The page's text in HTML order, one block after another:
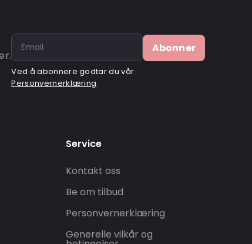
Abonner
Ved å abonnere godtar du vår
Personvernerklæring
Service
Kontakt oss
Be om tilbud
Personvernerklæring
Generelle vilkår og